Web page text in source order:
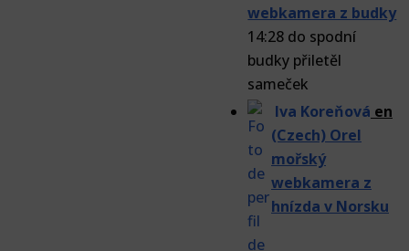
webkamera z budky
14:28 do spodní
budky přiletěl
sameček
Iva Koreňová en
(Czech) Orel
mořský
webkamera z
hnízda v Norsku